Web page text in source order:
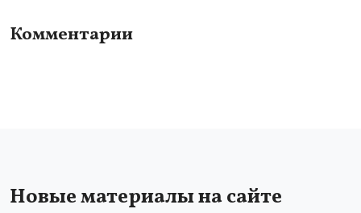
Комментарии
Новые материалы на сайте